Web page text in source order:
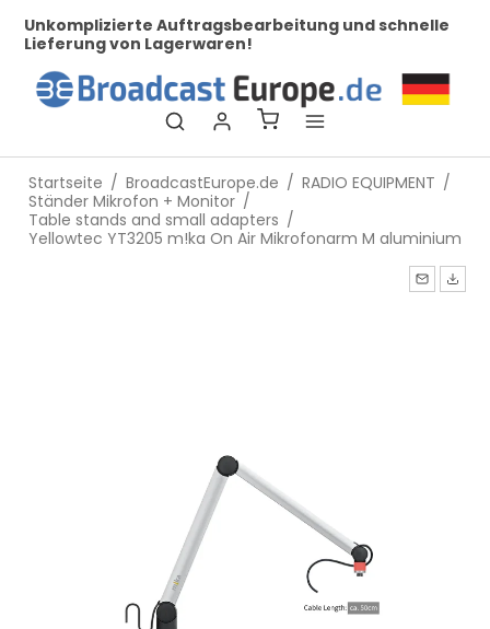
Unkomplizierte Auftragsbearbeitung und schnelle
Lieferung von Lagerwaren!
Startseite / BroadcastEurope.de / RADIO EQUIPMENT /
Ständer Mikrofon + Monitor /
Table stands and small adapters /
Yellowtec YT3205 m!ka On Air Mikrofonarm M aluminium